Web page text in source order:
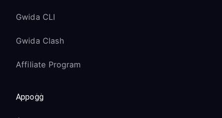
Gwida CLI
Gwida Clash
Affiliate Program
Appoġġ